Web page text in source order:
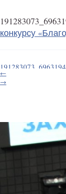
конкурсу
30 Травня 2021 12:30
←
→